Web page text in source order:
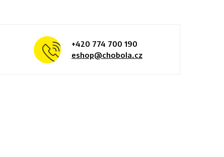
+420 774 700 190
eshop@chobola.cz